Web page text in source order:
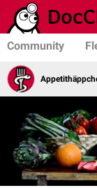
Community